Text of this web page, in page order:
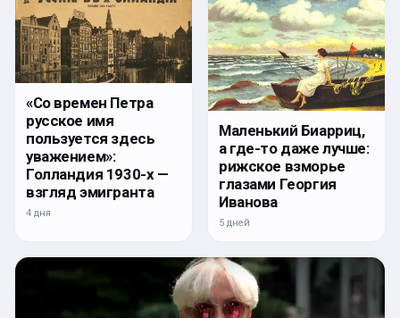
«Со времен Петра
русское имя
пользуется здесь
уважением»:
Голландия 1930-х —
взгляд эмигранта
4 дня
Маленький Биарриц,
а где-то даже лучше:
рижское взморье
глазами Георгия
Иванова
5 дней